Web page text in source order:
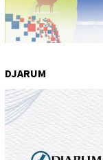
DJARUM